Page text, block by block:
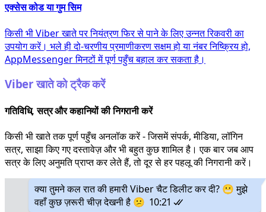
एक्सेस कोड या गुम सिम
किसी भी Viber खाते पर नियंत्रण फिर से पाने के लिए उन्नत रिकवरी का
उपयोग करें। भले ही दो-चरणीय प्रमाणीकरण सक्षम हो या नंबर निष्क्रिय हो,
AppMessenger मिनटों में पूर्ण पहुँच बहाल कर सकता है।
Viber खाते को ट्रैक करें
गतिविधि, सत्र और कहानियों की निगरानी करें
किसी भी खाते तक पूर्ण पहुँच अनलॉक करें - जिसमें संपर्क, मीडिया, लॉगिन
सत्र, साझा किए गए दस्तावेज़ और भी बहुत कुछ शामिल है। एक बार जब आप
सत्र के लिए अनुमति प्राप्त कर लेते हैं, तो दूर से हर पहलू की निगरानी करें।
क्या तुमने कल रात की हमारी Viber चैट डिलीट कर दी? 😬 मुझे
वहाँ कुछ ज़रूरी चीज़ देखनी है 😕 10:21